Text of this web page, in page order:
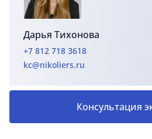
Дарья Тихонова
+7 812 718 3618
kc@nikoliers.ru
Консультация